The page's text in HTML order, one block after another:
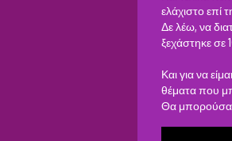
ελάχιστο επί
Δε λέω, να
ξεχάστηκε σε
Και για να
θέματα που
Θα